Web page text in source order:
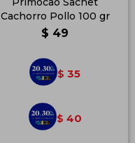
Cachorro Pollo 100 gr
$ 49
$ 35
$ 40